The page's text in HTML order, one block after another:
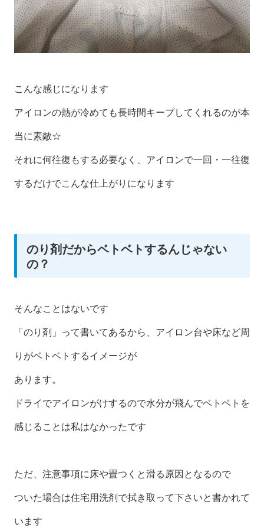
こんな感じになります
アイロンの熱が冷めても長時間キープしてくれるのが本
当に素敵☆
それに何往復もする必要なく、アイロンで一回・一往復
するだけでこんな仕上がりになります
のり剤だからベトベトするんじゃない
の？
そんなことはないです
「のり剤」って書いてあるから、アイロン台や床など周
りがベトベトするイメージが
あります。
ドライでアイロンがけするので水分が飛んでベトベトを
感じることは私はなかったです
ただ、注意事項に床や畳つくと滑る原因となるので
ついた場合は住宅用洗剤で拭き取って下さいと書かれて
います